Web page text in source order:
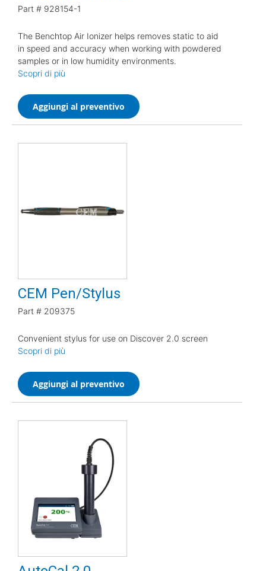
Part # 928154-1
The Benchtop Air Ionizer helps removes static to aid
in speed and accuracy when working with powdered
samples or in low humidity environments.
Scopri di più
Aggiungi al preventivo
CEM Pen/Stylus
Part # 209375
Convenient stylus for use on Discover 2.0 screen
Scopri di più
Aggiungi al preventivo